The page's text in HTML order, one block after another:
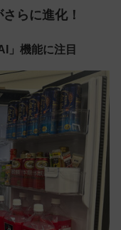
らに進化！
」機能に注目